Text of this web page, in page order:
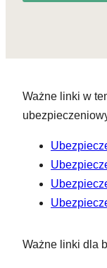
Ważne linki w
Ważne linki dla